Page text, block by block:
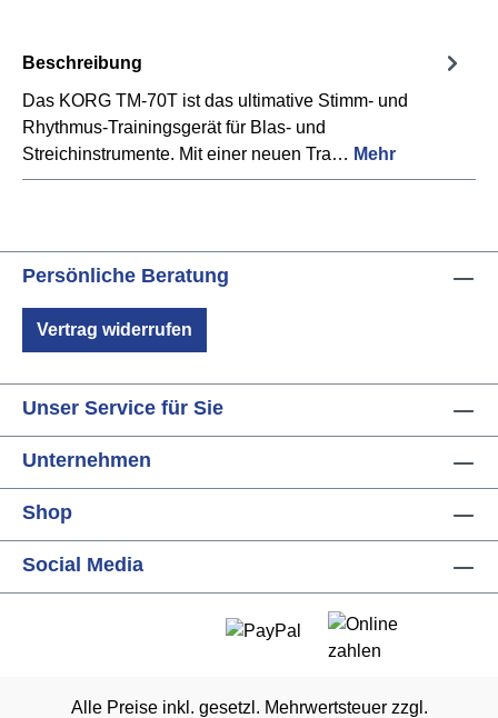
Beschreibung
Das KORG TM-70T ist das ultimative Stimm- und
Rhythmus-Trainingsgerät für Blas- und
Streichinstrumente. Mit einer neuen Tra… Mehr
Persönliche Beratung
Vertrag widerrufen
Unser Service für Sie
Unternehmen
Shop
Social Media
Alle Preise inkl. gesetzl. Mehrwertsteuer zzgl.